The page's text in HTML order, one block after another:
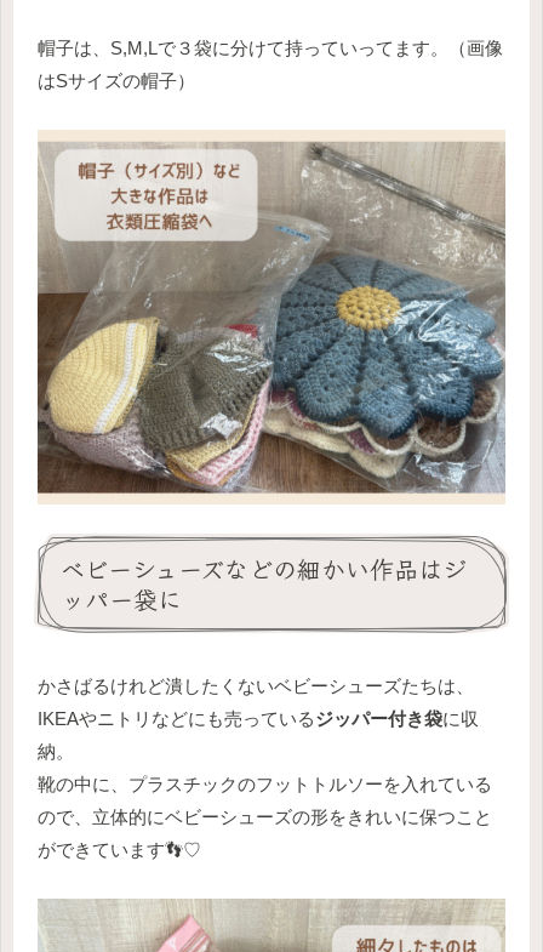
帽子は、S,M,Lで３袋に分けて持っていってます。（画像
はSサイズの帽子）
ベビーシューズなどの細かい作品はジ
ッパー袋に
かさばるけれど潰したくないベビーシューズたちは、
IKEAやニトリなどにも売っているジッパー付き袋に収
納。
靴の中に、プラスチックのフットトルソーを入れている
ので、立体的にベビーシューズの形をきれいに保つこと
ができています👣♡